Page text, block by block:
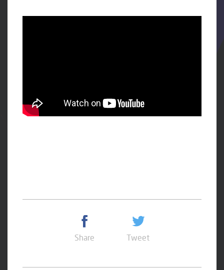
Share Tweet